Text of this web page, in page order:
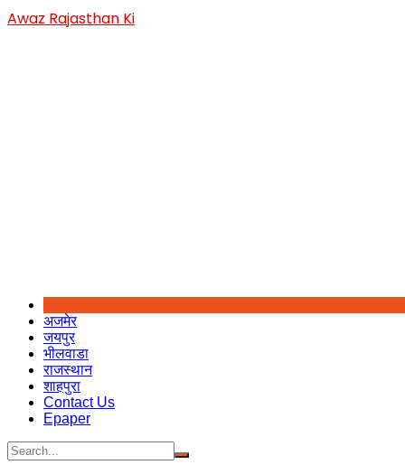
Skip
to
Awaz Rajasthan Ki
अजमेर
जयपुर
भीलवाडा
राजस्थान
शाहपुरा
Contact Us
Epaper